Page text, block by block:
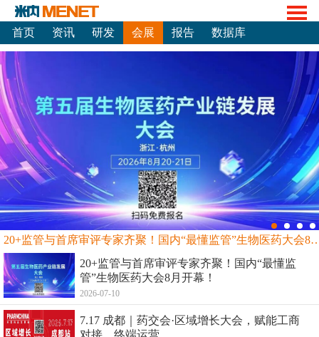
首页 资讯 研发 会展 报告 数据库
20+监管与首席审评专家齐聚！国内“最
20+监管与首席审评专家齐聚！国内“最懂监
管”生物医药大会8月开幕！
2026-07-10
7.17 成都｜药交会·区域增长大会，赋能工商